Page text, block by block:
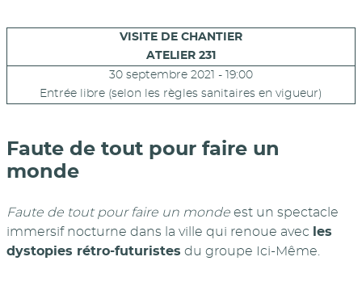
VISITE DE CHANTIER
ATELIER 231
30 septembre 2021 - 19:00
Entrée libre (selon les règles sanitaires en vigueur)
Faute de tout pour faire un
monde
Faute de tout pour faire un monde est un spectacle
immersif nocturne dans la ville qui renoue avec
les
dystopies rétro-futuristes du groupe Ici-Même.